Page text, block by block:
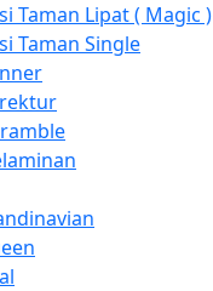
Taman Lipat ( Magic )
Taman Single